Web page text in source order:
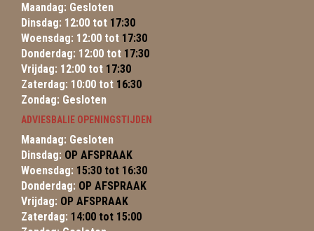
Maandag: Gesloten
Dinsdag: 12:00 tot 17:30
Woensdag: 12:00 tot 17:30
Donderdag: 12:00 tot 17:30
Vrijdag: 12:00 tot 17:30
Zaterdag: 10:00 tot 16:30
Zondag: Gesloten
ADVIESBALIE OPENINGSTIJDEN
Maandag: Gesloten
Dinsdag: OP AFSPRAAK
Woensdag: 15:30 tot 16:30
Donderdag: OP AFSPRAAK
Vrijdag: OP AFSPRAAK
Zaterdag: 14:00 tot 15:00